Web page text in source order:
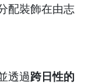
配裝飾在由志
透過跨日性的